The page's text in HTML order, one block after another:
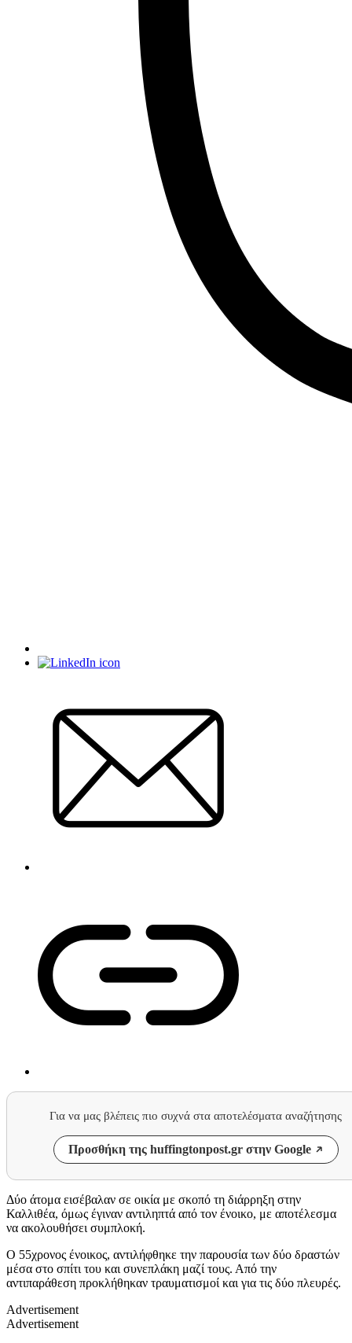
Για να μας βλέπεις πιο συχνά στα αποτελέσματα αναζήτησης
Προσθήκη της huffingtonpost.gr στην Google
Δύο άτομα εισέβαλαν σε οικία με σκοπό τη διάρρηξη στην
Καλλιθέα, όμως έγιναν αντιληπτά από τον ένοικο, με αποτέλεσμα
να ακολουθήσει συμπλοκή.
Ο 55χρονος ένοικος, αντιλήφθηκε την παρουσία των δύο δραστών
μέσα στο σπίτι του και συνεπλάκη μαζί τους. Από την
αντιπαράθεση προκλήθηκαν τραυματισμοί και για τις δύο πλευρές.
Advertisement
Advertisement